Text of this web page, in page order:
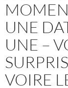
UNE
UNE –
VOIRE